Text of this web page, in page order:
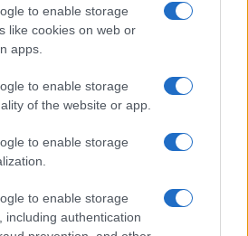
to enable storage
like cookies on web or
apps.
to enable storage
of the website or app.
to enable storage
to enable storage
including authentication
News
W
h
at
S
a
precedente
articolo